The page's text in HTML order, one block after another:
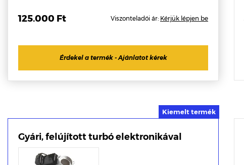
125.000 Ft Viszonteladói ár: Kérjük lépjen be
Érdekel a termék - Ajánlatot kérek
Gyári, felújított turbó elektronikával